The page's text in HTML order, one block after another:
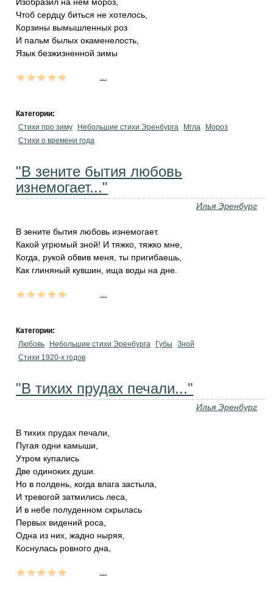
Чтоб сердцу биться не хотелось,
Корзины вымышленных роз
И пальм былых окаменелость,
Язык безжизненной зимы
Категории:
Стихи про зиму
Небольшие стихи Эренбурга Мгла
Мороз
Стихи о времени года
"В зените бытия любовь
изнемогает..."
Илья Эренбург
В зените бытия любовь изнемогает.
Какой угрюмый зной! И тяжко, тяжко мне,
Когда, рукой обвив меня, ты пригибаешь,
Как глиняный кувшин, ища воды на дне.
Категории:
Любовь
Небольшие стихи Эренбурга Губы
Зной
Стихи 1920-х годов
"В тихих прудах печали..."
Илья Эренбург
В тихих прудах печали,
Пугая одни камыши,
Утром купались
Две одиноких души.
Но в полдень, когда влага застыла,
И тревогой затмились леса,
И в небе полуденном скрылась
Первых видений роса,
Одна из них, жадно ныряя,
Коснулась ровного дна,